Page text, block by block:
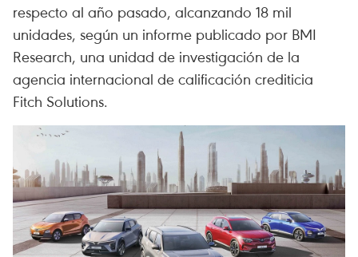
respecto al año pasado, alcanzando 18 mil
unidades, según un informe publicado por BMI
Research, una unidad de investigación de la
agencia internacional de calificación crediticia
Fitch Solutions.